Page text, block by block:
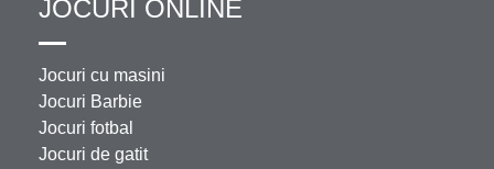
JOCURI ONLINE
Jocuri cu masini
Jocuri Barbie
Jocuri fotbal
Jocuri de gatit